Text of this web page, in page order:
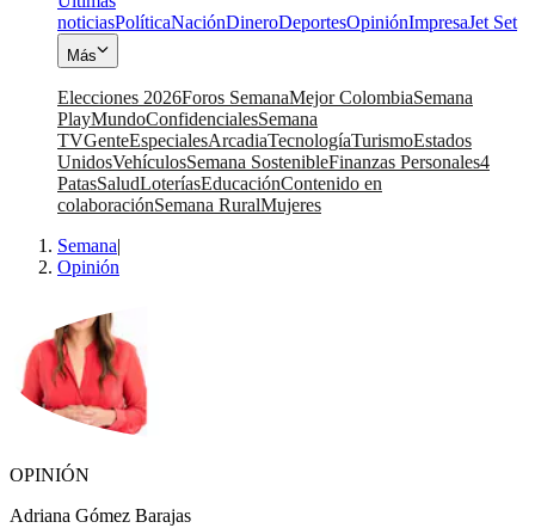
noticiasPolíticaNaciónDineroDeportesOpiniónImpresaJet Set
Más
Elecciones 2026Foros SemanaMejor ColombiaSemana
PlayMundoConfidencialesSemana
TVGenteEspecialesArcadiaTecnologíaTurismoEstados
UnidosVehículosSemana SostenibleFinanzas Personales4
PatasSaludLoteríasEducaciónContenido en
colaboraciónSemana RuralMujeres
Semana|
Opinión
OPINIÓN
Adriana Gómez Barajas